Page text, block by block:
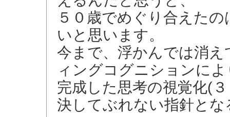
５０歳でめぐり合えた
いと思います。
今まで、浮かんでは消
ィングコグニションに
完成した思考の視覚化(
決してぶれない指針とな